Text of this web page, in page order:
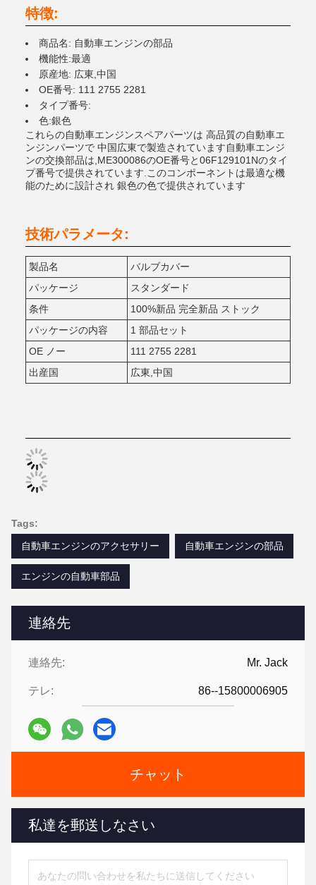
連絡先
連絡先: Mr. Jack
テレ: 86--15800006905
チャット
私達を郵送しなさい
特徴:
商品名: 自動車エンジンの部品
機能性:最適
原産地: 広東,中国
OE番号: 111 2755 2281
タイプ番号:
色:銀色
これらの自動車エンジンスペアパーツは 高品質の自動車エ
ンジンパーツで 中国広東で製造されています自動車エンジ
ンの交換部品は,ME300086のOE番号と06F129101Nのタイ
プ番号で提供されています.このコンポーネントは最適な機
能のために設計され 銀色の色で提供されています
技術パラメータ:
製品名
バルブカバー
パッケージ
スタンダード
条件
100%新品 完全新品 ストック
パッケージの内容
1 部品セット
OE ノー
111 2755 2281
出産国
広東,中国
Tags:
自動車エンジンのアクセサリー
自動車エンジンの部品
エンジンの自動車部品